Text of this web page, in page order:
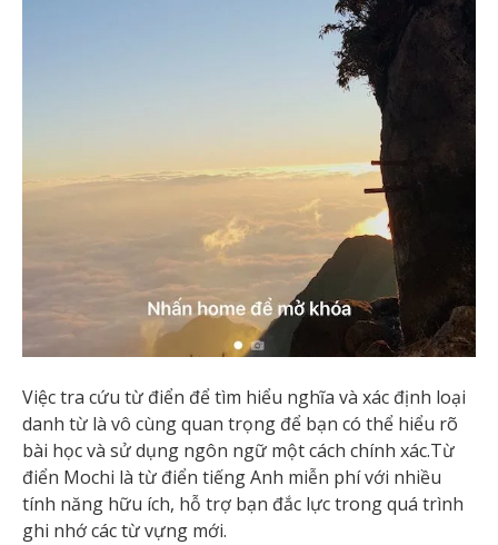
Việc tra cứu từ điển để tìm hiểu nghĩa và xác định loại
danh từ là vô cùng quan trọng để bạn có thể hiểu rõ
bài học và sử dụng ngôn ngữ một cách chính xác.Từ
điển Mochi là từ điển tiếng Anh miễn phí với nhiều
tính năng hữu ích, hỗ trợ bạn đắc lực trong quá trình
ghi nhớ các từ vựng mới.